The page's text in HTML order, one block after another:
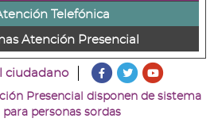
Telefónica
Atención Presencial
ciudadano
???
Ir
a
???
Ir
Ir
Presencial disponen de sistema
para personas sordas